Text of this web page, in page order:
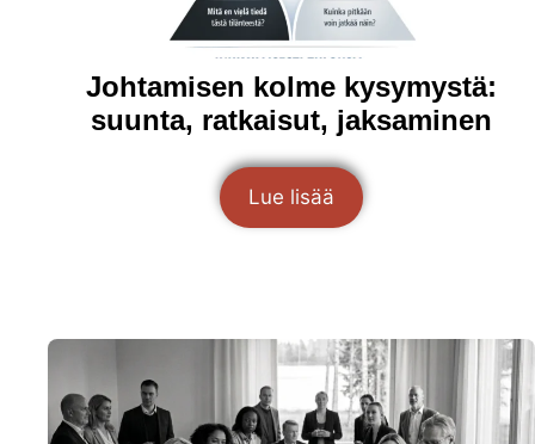
Johtamisen kolme kysymystä:
suunta, ratkaisut, jaksaminen
Lue lisää